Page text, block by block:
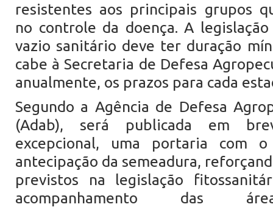
resistentes aos principais grupos
no controle da doença. A
vazio sanitário deve ter duração
cabe à Secretaria de Defesa
anualmente, os prazos para cada
Segundo a Agência de Defesa
(Adab), será publicada em
excepcional, uma portaria com
antecipação da semeadura,
previstos na legislação
acompanhamento das